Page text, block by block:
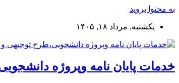
به محتوا بروید
یکشنبه, مرداد ۱۸, ۱۴۰۵
خدمات پایان نامه وپروژه